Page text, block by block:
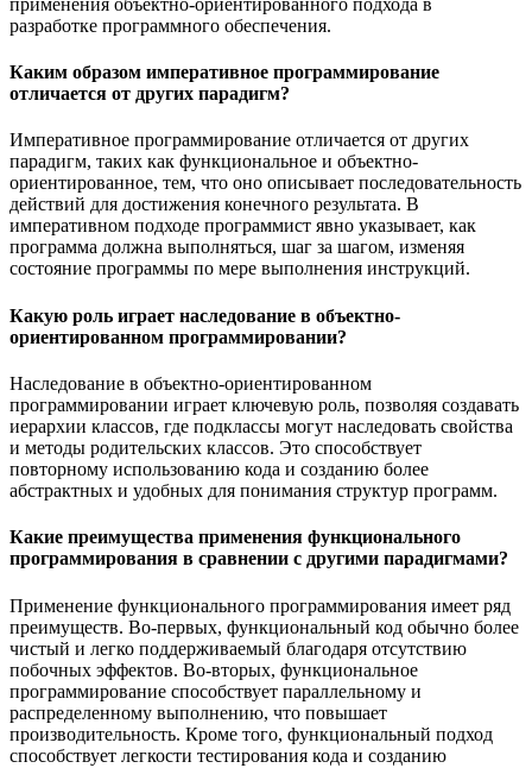
применения объектно-ориентированного подхода в
разработке программного обеспечения.
Каким образом императивное программирование
отличается от других парадигм?
Императивное программирование отличается от других
парадигм, таких как функциональное и объектно-
ориентированное, тем, что оно описывает последовательность
действий для достижения конечного результата. В
императивном подходе программист явно указывает, как
программа должна выполняться, шаг за шагом, изменяя
состояние программы по мере выполнения инструкций.
Какую роль играет наследование в объектно-
ориентированном программировании?
Наследование в объектно-ориентированном
программировании играет ключевую роль, позволяя создавать
иерархии классов, где подклассы могут наследовать свойства
и методы родительских классов. Это способствует
повторному использованию кода и созданию более
абстрактных и удобных для понимания структур программ.
Какие преимущества применения функционального
программирования в сравнении с другими парадигмами?
Применение функционального программирования имеет ряд
преимуществ. Во-первых, функциональный код обычно более
чистый и легко поддерживаемый благодаря отсутствию
побочных эффектов. Во-вторых, функциональное
программирование способствует параллельному и
распределенному выполнению, что повышает
производительность. Кроме того, функциональный подход
способствует легкости тестирования кода и созданию